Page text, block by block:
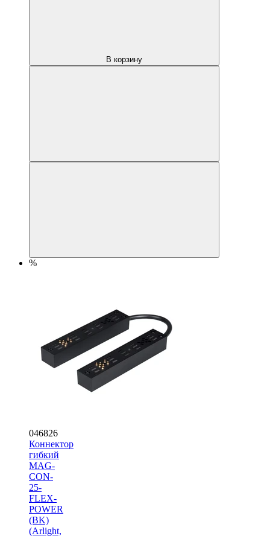
В корзину
%
046826
Коннектор
гибкий
MAG-
CON-
25-
FLEX-
POWER
(BK)
(Arlight,